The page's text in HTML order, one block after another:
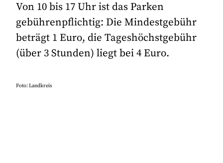
Von 10 bis 17 Uhr ist das Parken
gebührenpflichtig: Die Mindestgebühr
beträgt 1 Euro, die Tageshöchstgebühr
(über 3 Stunden) liegt bei 4 Euro.
Foto: Landkreis